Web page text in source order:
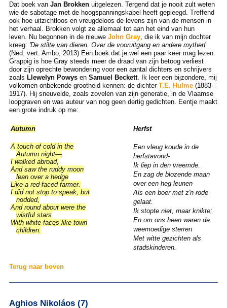
Dat boek van Jan Brokkenuitgelezen. Tergend dat je nooit zult weten
wie de sabotage met de hoogspanningskabel heeft gepleegd. Treffend
ook hoe uitzichtloos en vreugdeloos de levens zijn van de mensen in
het verhaal. Brokken volgt ze allemaal tot aan het eind van hun
leven. Nu begonnen in de nieuwe John Gray, die ik van mijn dochter
kreeg: 'De stilte van dieren. Over de vooruitgang en andere mythen'
(Ned. vert. Ambo, 2013) Een boek dat je wel een paar keer mag lezen.
Grappig is hoe Gray steeds meer de draad van zijn betoog verliest
door zijn oprechte bewondering voor een aantal dichters en schrijvers
zoals Llewelyn Powysen Samuel Beckett. Ik leer een bijzondere, mij
volkomen onbekende grootheid kennen: de dichterT.E. Hulme(1883 -
1917). Hij sneuvelde, zoals zovelen van zijn generatie, in de Vlaamse
loopgraven en was auteur van nog geen dertig gedichten. Eentje maakt
een grote indruk op me:
Autumn
A touch of cold in the
Autumn night—
I walked abroad,
And saw the ruddy moon
lean over a hedge
Like a red-faced farmer.
I did not stop to speak, but
nodded,
And round about were the
wistful stars
With white faces like town
children.
Herfst
Een vleug koude in de
herfstavond-
Ik liep in den vreemde.
En zag de blozende maan
over een heg leunen
Als een boer met z'n rode
gelaat.
Ik stopte niet, maar knikte;
En om ons heen waren de
weemoedige sterren
Met witte gezichten als
stadskinderen.
Terug naar boven
Aghios Nikoláos (7)